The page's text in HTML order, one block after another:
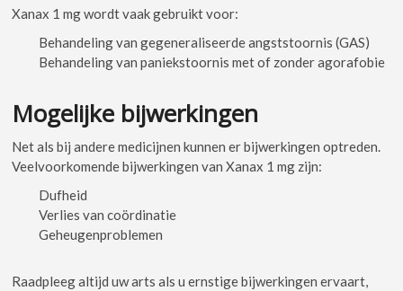
Xanax 1 mg wordt vaak gebruikt voor:
Behandeling van gegeneraliseerde angststoornis (GAS)
Behandeling van paniekstoornis met of zonder agorafobie
Mogelijke bijwerkingen
Net als bij andere medicijnen kunnen er bijwerkingen optreden.
Veelvoorkomende bijwerkingen van Xanax 1 mg zijn:
Dufheid
Verlies van coördinatie
Geheugenproblemen
Raadpleeg altijd uw arts als u ernstige bijwerkingen ervaart,